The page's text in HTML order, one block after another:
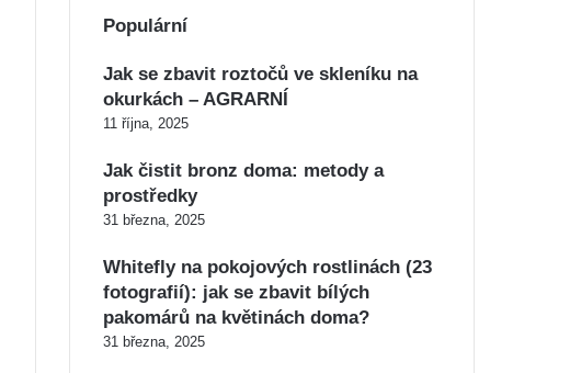
Populární
Jak se zbavit roztočů ve skleníku na
okurkách – AGRARNÍ
11 října, 2025
Jak čistit bronz doma: metody a
prostředky
31 března, 2025
Whitefly na pokojových rostlinách (23
fotografií): jak se zbavit bílých
pakomárů na květinách doma?
31 března, 2025